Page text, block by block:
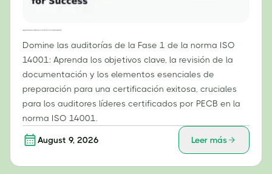
Domine las auditorías de la Fase 1 de la norma ISO
14001: Aprenda los objetivos clave, la revisión de la
documentación y los elementos esenciales de
preparación para una certificación exitosa, cruciales
para los auditores líderes certificados por PECB en la
norma ISO 14001.
August 9, 2026 Leer más